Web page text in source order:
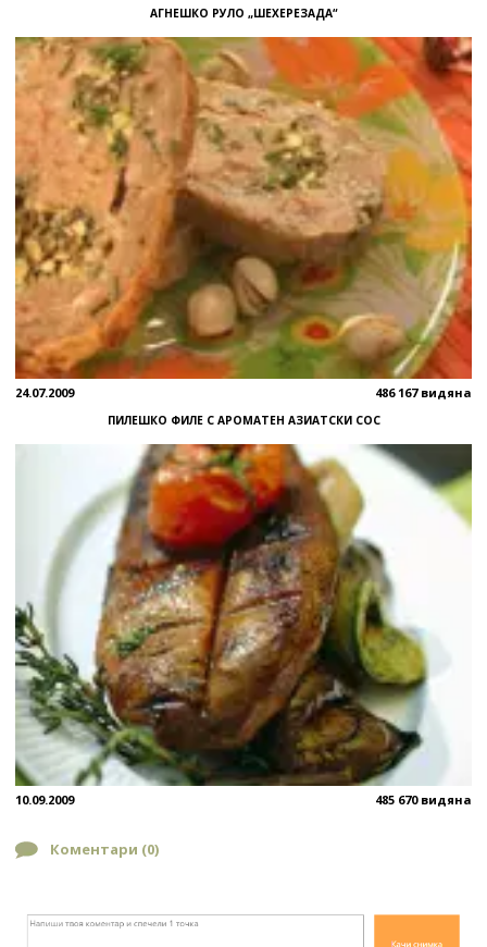
АГНЕШКО РУЛО „ШЕХЕРЕЗАДА“
24.07.2009 486 167 видяна
ПИЛЕШКО ФИЛЕ С АРОМАТЕН АЗИАТСКИ СОС
10.09.2009 485 670 видяна
Коментари (0)